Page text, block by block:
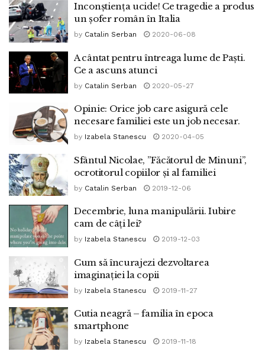
Inconștiența ucide! Ce tragedie a produs
un șofer român în Italia
by Catalin Serban 2020-06-08
A cântat pentru întreaga lume de Paști.
Ce a ascuns atunci
by Catalin Serban 2020-05-27
Opinie: Orice job care asigură cele
necesare familiei este un job necesar.
by Izabela Stanescu 2020-04-05
Sfântul Nicolae, ”Făcătorul de Minuni”,
ocrotitorul copiilor și al familiei
by Catalin Serban 2019-12-06
Decembrie, luna manipulării. Iubire
cam de câți lei?
by Izabela Stanescu 2019-12-03
Cum să încurajezi dezvoltarea
imaginației la copii
by Izabela Stanescu 2019-11-27
Cutia neagră – familia în epoca
smartphone
by Izabela Stanescu 2019-11-18